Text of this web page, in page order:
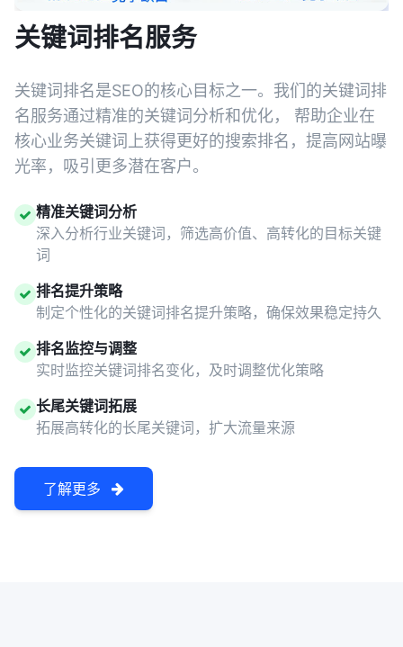
关键词排名服务
关键词排名是SEO的核心目标之一。我们的关键词排
名服务通过精准的关键词分析和优化， 帮助企业在
核心业务关键词上获得更好的搜索排名，提高网站曝
光率，吸引更多潜在客户。
精准关键词分析
深入分析行业关键词，筛选高价值、高转化的目标关键
词
排名提升策略
制定个性化的关键词排名提升策略，确保效果稳定持久
排名监控与调整
实时监控关键词排名变化，及时调整优化策略
长尾关键词拓展
拓展高转化的长尾关键词，扩大流量来源
了解更多